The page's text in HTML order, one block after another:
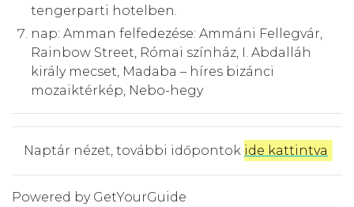
tengerparti hotelben.
nap: Amman felfedezése: Ammáni Fellegvár,
Rainbow Street, Római színház, I. Abdalláh
király mecset, Madaba – híres bizánci
mozaiktérkép, Nebo-hegy
Naptár nézet, további időpontok ide kattintva
Powered by GetYourGuide